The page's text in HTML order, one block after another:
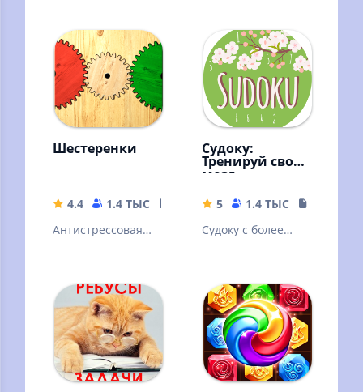
приключения с
головоломками!
русском языке в
игре без
интернета!
Шестеренки
4.4 1.4 ТЫС
29.81 MB
Антистрессовая
шестеренки.
Двигай и
соединяй.
Развивает ум.
Судоку:
Тренируй свой
мозг
5 1.4 ТЫС
Судоку с более
и убойными
возможностями